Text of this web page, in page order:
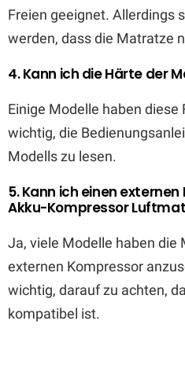
Freien geeignet. Allerdings
werden, dass die Matratze
4. Kann ich die Härte der
Einige Modelle haben diese
wichtig, die
Modells zu lesen.
5. Kann ich einen
Akku-Kompressor
Ja, viele Modelle haben die
externen Kompressor
wichtig, darauf zu achten,
kompatibel ist.